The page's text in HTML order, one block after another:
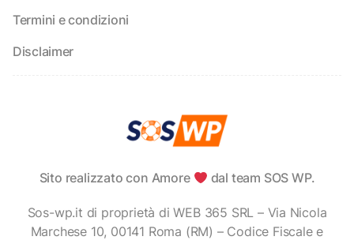
Termini e condizioni
Disclaimer
Sito realizzato con Amore dal team SOS WP.
Sos-wp.it di proprietà di WEB 365 SRL – Via Nicola
Marchese 10, 00141 Roma (RM) – Codice Fiscale e